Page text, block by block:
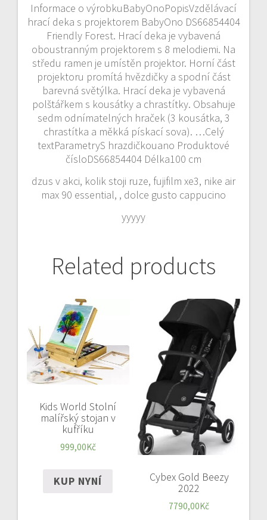
Informace o výrobkuBabyOnoPopisVzdělávací
hrací deka s projektorem BabyOno DS66854404
Friendly Forest. Hrací deka je vybavená
oboustranným projektorem s 8 melodiemi. Na
středu ramen je umístěn projektor. Horní část
projektoru promítá hvězdičky a spodní část
barevná světýlka. Hrací deka je vybavená
polštářkem s kousátky a chrastítky. Obsahuje
sedm odnímatelných hraček (3 kousátka, 3
chrastítka a měkká pískací sova). …Celý
textParametryS hrazdičkouano Produktové
čísloDS66854404 Délka100 cm
dzus v akci, kolik stoji ruze, fujifilm xe3, nike air
max 90 essential, , dolce gusto cappucino
yyyyy
Related products
Kids World Stolní
malířský stojan v
kufříku
999,00Kč
KUP NYNÍ
Cybex Gold Beezy
2022
7790,00Kč